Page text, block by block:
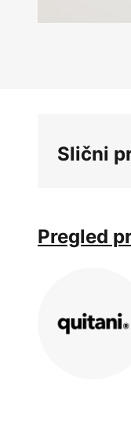
Slični
Pregled